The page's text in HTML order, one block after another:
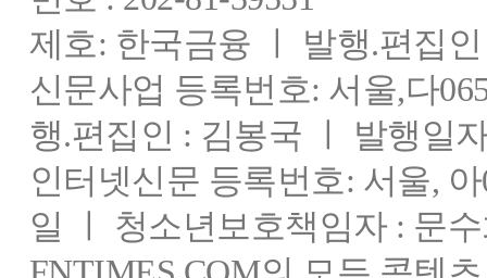
제호: 한국금융 ㅣ 발행.편집
신문사업 등록번호: 서울,다
행.편집인 : 김봉국 ㅣ 발행일
인터넷신문 등록번호: 서울,
일 ㅣ 청소년보호책임자 : 문